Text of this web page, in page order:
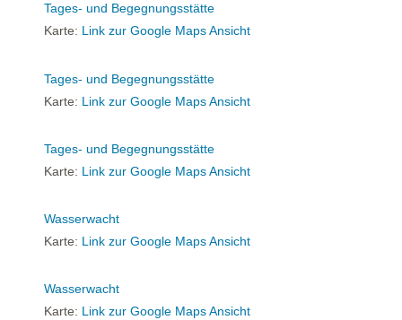
Tages- und Begegnungsstätte
Karte: Link zur Google Maps Ansicht
Tages- und Begegnungsstätte
Karte: Link zur Google Maps Ansicht
Tages- und Begegnungsstätte
Karte: Link zur Google Maps Ansicht
Wasserwacht
Karte: Link zur Google Maps Ansicht
Wasserwacht
Karte: Link zur Google Maps Ansicht